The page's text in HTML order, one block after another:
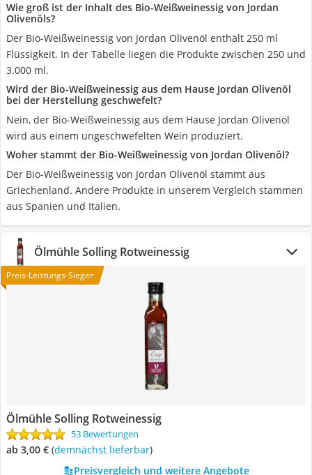
Wie groß ist der Inhalt des Bio-Weißweinessig von Jordan
Olivenöls?
Der Bio-Weißweinessig von Jordan Olivenöl enthält 250 ml
Flüssigkeit. In der Tabelle liegen die Produkte zwischen 250 und
3.000 ml.
Wird der Bio-Weißweinessig aus dem Hause Jordan Olivenöl
bei der Herstellung geschwefelt?
Nein, der Bio-Weißweinessig aus dem Hause Jordan Olivenöl
wird aus einem ungeschwefelten Wein produziert.
Woher stammt der Bio-Weißweinessig von Jordan Olivenöl?
Der Bio-Weißweinessig von Jordan Olivenöl stammt aus
Griechenland. Andere Produkte in unserem Vergleich stammen
aus Spanien und Italien.
Ölmühle Solling Rotweinessig
Preis-Leistungs-Sieger
Ölmühle Solling Rotweinessig
53 Bewertungen
ab 3,00 € ( Demnächst lieferbar)
Preisvergleich und weitere Angebote